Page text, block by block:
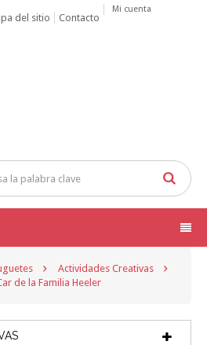
del sitio Contacto
Mi cuenta
Actividades Creativas
de la Familia Heeler